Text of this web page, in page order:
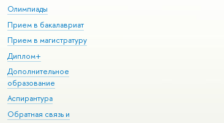
Олимпиады
Прием в бакалавриат
Прием в магистратуру
Диплом+
Дополнительное
образование
Аспирантура
Обратная связь и